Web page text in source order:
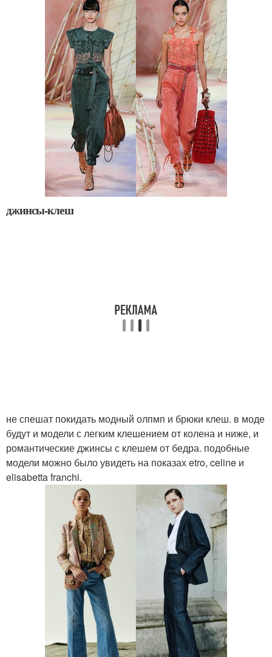
джинсы-клеш
не спешат покидать модный олпмп и брюки клеш. в моде
будут и модели с легким клешением от колена и ниже, и
романтические джинсы с клешем от бедра. подобные
модели можно было увидеть на показах etro, celine и
elisabetta franchi.